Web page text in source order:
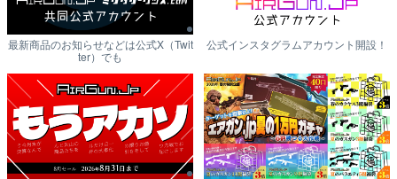
最新商品のお知らせなどは公式X（Twit
ter）でも
公式インスタグラムアカウント開設！